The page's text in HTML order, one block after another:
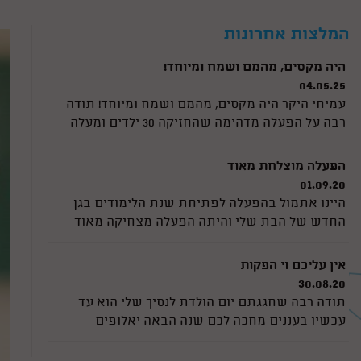
המלצות אחרונות
סתם מופע קסמים שזה גם מצחיק וגם יש את הקסם
של הריחוף שהילדים ממש היו בשוק ממנו 😄 זה לא
היה מה שהם רגילים אליו... היה פשוט מושלם!
אלופים לגמרי
היה מקסים, מהמם ושמח ומיוחד!
04.05.25
עמיחי היקר היה מקסים, מהמם ושמח ומיוחד! תודה
רבה על הפעלה מדהימה שהחזיקה 30 ילדים ומעלה
הלב
הפעלה מוצלחת מאוד
01.09.20
היינו אתמול בהפעלה לפתיחת שנת הלימודים בגן
החדש של הבת שלי והיתה הפעלה מצחיקה מאוד
אותם כך. ורדינון דאג לשתף את כולם ולתת תשומת
לכל ילד. כל הכבוד
אין עליכם וי הפקות
30.08.20
תודה רבה שחגגתם יום הולדת לנסיך שלי הוא עד
עכשיו בעננים מחכה לכם שנה הבאה יאלופים